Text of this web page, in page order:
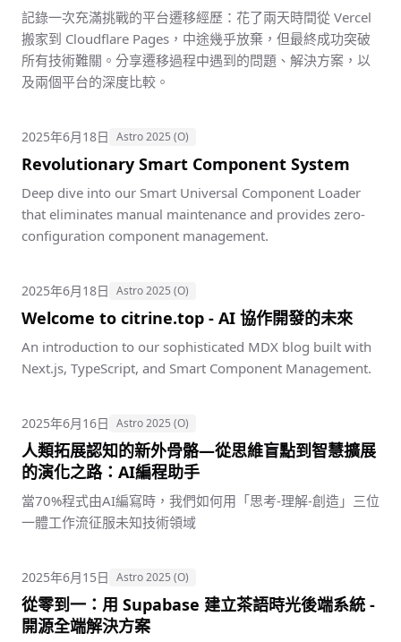
記錄一次充滿挑戰的平台遷移經歷：花了兩天時間從 Vercel
搬家到 Cloudflare Pages，中途幾乎放棄，但最終成功突破
所有技術難關。分享遷移過程中遇到的問題、解決方案，以
及兩個平台的深度比較。
2025年6月18日 Astro 2025 (O)
Revolutionary Smart Component System
Deep dive into our Smart Universal Component Loader
that eliminates manual maintenance and provides zero-
configuration component management.
2025年6月18日 Astro 2025 (O)
Welcome to citrine.top - AI 協作開發的未來
An introduction to our sophisticated MDX blog built with
Next.js, TypeScript, and Smart Component Management.
2025年6月16日 Astro 2025 (O)
人類拓展認知的新外骨骼—從思維盲點到智慧擴展
的演化之路：AI編程助手
當70%程式由AI編寫時，我們如何用「思考-理解-創造」三位
一體工作流征服未知技術領域
2025年6月15日 Astro 2025 (O)
從零到一：用 Supabase 建立茶語時光後端系統 -
開源全端解決方案